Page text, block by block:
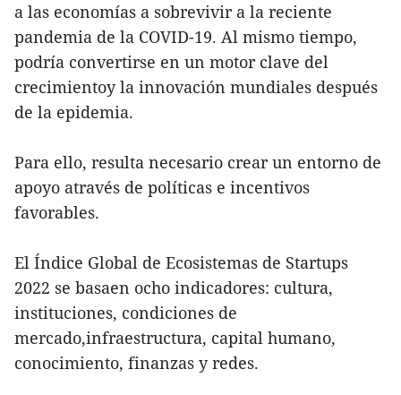
a las economías a sobrevivir a la reciente
pandemia de la COVID-19. Al mismo tiempo,
podría convertirse en un motor clave del
crecimientoy la innovación mundiales después
de la epidemia.
Para ello, resulta necesario crear un entorno de
apoyo através de políticas e incentivos
favorables.
El Índice Global de Ecosistemas de Startups
2022 se basaen ocho indicadores: cultura,
instituciones, condiciones de
mercado,infraestructura, capital humano,
conocimiento, finanzas y redes.